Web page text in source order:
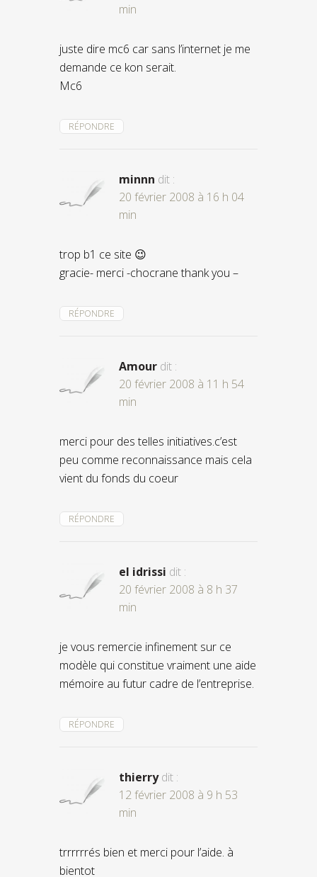
min
juste dire mc6 car sans l’internet je me
demande ce kon serait.
Mc6
RÉPONDRE
minnn dit :
20 février 2008 à 16 h 04
min
trop b1 ce site 😉
gracie- merci -chocrane thank you –
RÉPONDRE
Amour dit :
20 février 2008 à 11 h 54
min
merci pour des telles initiatives.c’est
peu comme reconnaissance mais cela
vient du fonds du coeur
RÉPONDRE
el idrissi dit :
20 février 2008 à 8 h 37
min
je vous remercie infinement sur ce
modèle qui constitue vraiment une aide
mémoire au futur cadre de l’entreprise.
RÉPONDRE
thierry dit :
12 février 2008 à 9 h 53
min
trrrrrrés bien et merci pour l’aide. à
bientot